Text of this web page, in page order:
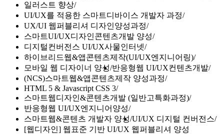
일러스트 향상
UI/UX를 적용한 스마트디바이스 개발자 과정
UX/UI 웹퍼블리셔 디자인양성과정
스마트UI/UX디자인콘텐츠개발 양성
디지털컨버전스 UI/UX사물인터넷
하이브리드웹&앱콘텐츠제작(UI/UX엔지니어링)
모바일 웹 디자이너 양성 반응형웹 UI/UX컨텐츠개발
(NCS)스마트웹&앱콘텐츠제작 양성과정
HTML 5 & Javascript CSS 3
스마트웹디자인&콘텐츠개발 (일반고특화과정)
반응형웹 UI/UX엔지니어양성
스마트웹&콘텐츠 개발자 양성 UI/UX 디지털 컨버전스
[웹디자인] 웹표준 기반 UI/UX 웹퍼블리셔 양성